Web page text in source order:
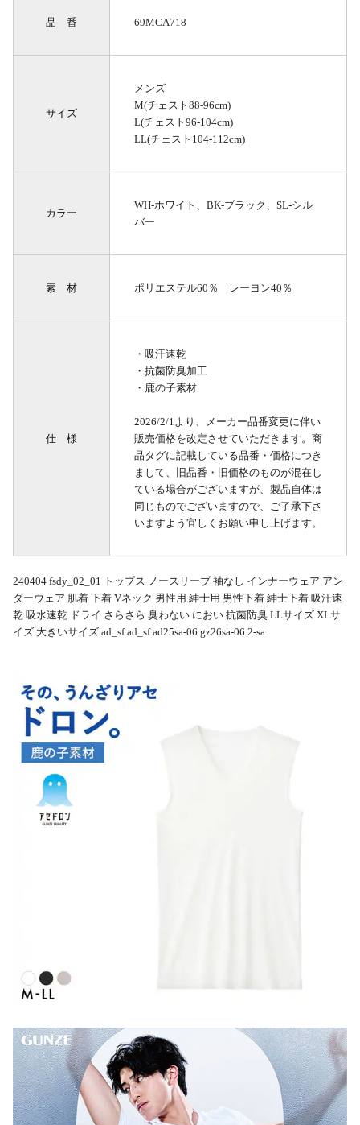
品 番 69MCA718
サイズ
メンズ
M(チェスト88-96cm)
L(チェスト96-104cm)
LL(チェスト104-112cm)
カラー
WH-ホワイト、BK-ブラック、SL-シル
バー
素 材 ポリエステル60％ レーヨン40％
仕 様
・吸汗速乾
・抗菌防臭加工
・鹿の子素材
2026/2/1より、メーカー品番変更に伴い
販売価格を改定させていただきます。商
品タグに記載している品番・価格につき
まして、旧品番・旧価格のものが混在し
ている場合がございますが、製品自体は
同じものでございますので、ご了承下さ
いますよう宜しくお願い申し上げます。
240404 fsdy_02_01 トップス ノースリーブ 袖なし インナーウェア アン
ダーウェア 肌着 下着 Vネック 男性用 紳士用 男性下着 紳士下着 吸汗速
乾 吸水速乾 ドライ さらさら 臭わない におい 抗菌防臭 LLサイズ XLサ
イズ 大きいサイズ ad_sf ad_sf ad25sa-06 gz26sa-06 2-sa